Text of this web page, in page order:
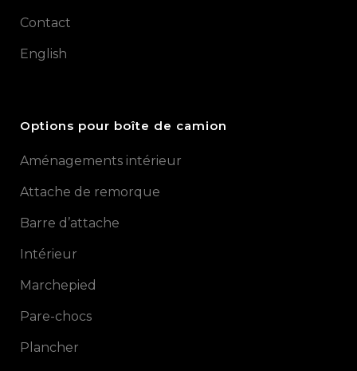
Contact
English
Options pour boîte de camion
Aménagements intérieur
Attache de remorque
Barre d’attache
Intérieur
Marchepied
Pare-chocs
Plancher